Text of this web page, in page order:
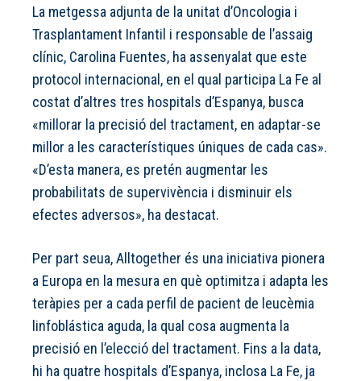
La metgessa adjunta de la unitat d’Oncologia i
Trasplantament Infantil i responsable de l’assaig
clínic, Carolina Fuentes, ha assenyalat que este
protocol internacional, en el qual participa La Fe al
costat d’altres tres hospitals d’Espanya, busca
«millorar la precisió del tractament, en adaptar-se
millor a les característiques úniques de cada cas».
«D’esta manera, es pretén augmentar les
probabilitats de supervivència i disminuir els
efectes adversos», ha destacat.
Per part seua, Alltogether és una iniciativa pionera
a Europa en la mesura en què optimitza i adapta les
teràpies per a cada perfil de pacient de leucèmia
linfoblástica aguda, la qual cosa augmenta la
precisió en l’elecció del tractament. Fins a la data,
hi ha quatre hospitals d’Espanya, inclosa La Fe, ja